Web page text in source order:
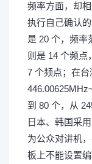
频率方面，却
执行自己确认
是 20 个，频率
则是 14 个频点
7 个频点；在
到 80 个，从
日本、韩国采
为公众对讲机
板上不能设置